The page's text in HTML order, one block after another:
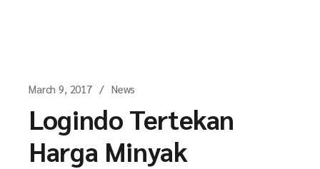
March 9, 2017 News
Logindo Tertekan
Harga Minyak